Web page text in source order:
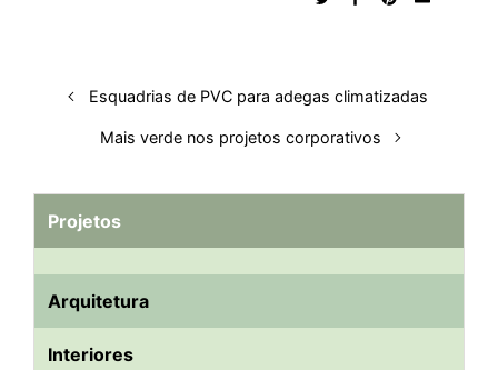
Esquadrias de PVC para adegas climatizadas
Mais verde nos projetos corporativos
Projetos
Arquitetura
Interiores